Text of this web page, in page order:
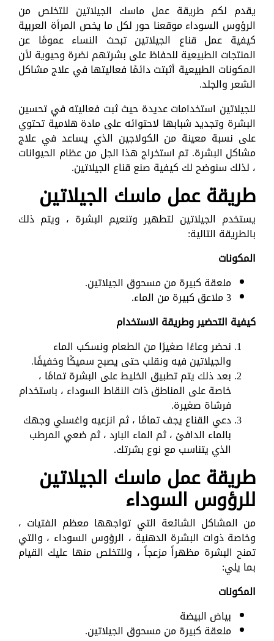
يقدم لكم طريقة عمل ماسك الجيلاتين للتخلص من
الرؤوس السوداء موقعنا حور لكل ما يخص المرأة العربية
كيفية عمل قناع الجيلاتين تبحث النساء عمومًا عن
المنتجات الطبيعية للحفاظ على بشرتهم نضرة وحيوية لأن
المكونات الطبيعية أثبتت دائمًا فعاليتها في علاج مشاكل
الشعر والجلد.
للجيلاتين استخدامات عديدة حيث ثبت فعاليته في تحسين
البشرة وتجديد شبابها لاحتوائه على مادة هلامية تحتوي
على نسبة معينة من الكولاجين الذي يساعد في علاج
مشاكل البشرة. تم استخراج هذا الجل من عظام الحيوانات
، لذلك سنوضح لك كيفية صنع قناع الجيلاتين.
طريقة عمل ماسك الجيلاتين
يستخدم الجيلاتين لتطهير وتنعيم البشرة ، ويتم ذلك
بالطريقة التالية:
المكونات
ملعقة كبيرة من مسحوق الجيلاتين.
3 ملاعق كبيرة من الماء.
كيفية التحضير وطريقة الاستخدام
نحضر وعاءًا صغيرًا من الطعام ونسكب الماء
والجيلاتين فيه ونقلب حتى يصبح سميكًا وخفيفًا.
بعد ذلك يتم تطبيق الخليط على البشرة تمامًا ،
خاصة على المناطق ذات النقاط السوداء ، باستخدام
فرشاة صغيرة.
دعي القناع يجف تمامًا ، ثم انزعيه واغسلي وجهك
بالماء الدافئ ، ثم الماء البارد ، ثم ضعي المرطب
الذي يتناسب مع نوع بشرتك.
طريقة عمل ماسك الجيلاتين
للرؤوس السوداء
من المشاكل الشائعة التي تواجهها معظم الفتيات ،
وخاصة ذوات البشرة الدهنية ، الرؤوس السوداء ، والتي
تمنح البشرة مظهراً مزعجاً ، وللتخلص منها عليك القيام
بما يلي:
المكونات
بياض البيضة
ملعقة كبيرة من مسحوق الجيلاتين.